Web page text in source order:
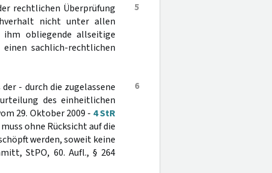
5
rechtlichen Überprüfung
nicht unter allen
obliegende allseitige
sachlich-rechtlichen
6
- durch die zugelassene
des einheitlichen
29. Oktober 2009 - 4 StR
ohne Rücksicht auf die
werden, soweit keine
StPO, 60. Aufl., § 264